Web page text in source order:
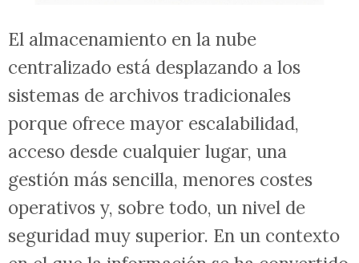
El almacenamiento en la nube
centralizado está desplazando a los
sistemas de archivos tradicionales
porque ofrece mayor escalabilidad,
acceso desde cualquier lugar, una
gestión más sencilla, menores costes
operativos y, sobre todo, un nivel de
seguridad muy superior. En un contexto